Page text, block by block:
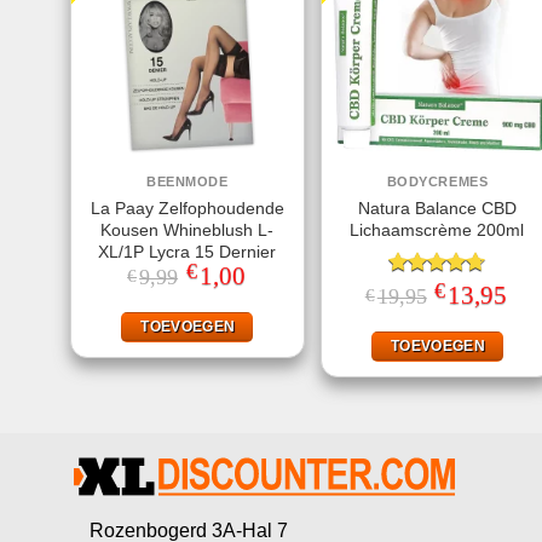
BEENMODE
La Paay Zelfophoudende
Kousen Whineblush L-
XL/1P Lycra 15 Dernier
€9,99 Oorspronkelijke
prijs
€9,99.
€ 1,00Huidige
prijs
€1,00.
TOEVOEGEN
BODYCREMES
Natura Balance CBD
Lichaamscrème 200ml
Gewaardeerd
4.67uit 5
€19,95
prijs
€19,95.
€ 13,95
TOEVOEGEN
Rozenbogerd 3A-Hal 7